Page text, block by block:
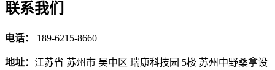
联系我们
电话： 189-6215-8660
地址： 江苏省 苏州市 吴中区 瑞康科技园 5楼 苏州中野桑拿设